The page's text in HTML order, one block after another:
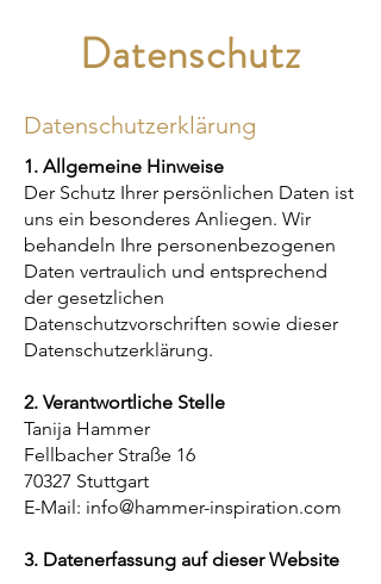
Datenschutz
Datenschutzerklärung
1. Allgemeine Hinweise
Der Schutz Ihrer persönlichen Daten ist
uns ein besonderes Anliegen. Wir
behandeln Ihre personenbezogenen
Daten vertraulich und entsprechend
der gesetzlichen
Datenschutzvorschriften sowie dieser
Datenschutzerklärung.
2. Verantwortliche Stelle
Tanija Hammer
Fellbacher Straße 16
70327 Stuttgart
E-Mail: info@hammer-inspiration.com
3. Datenerfassung auf dieser Website